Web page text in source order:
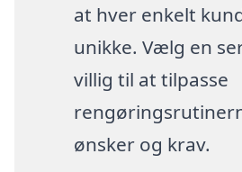
at hver enkelt
unikke. Vælg en
villig til at tilpasse
ønsker og krav.